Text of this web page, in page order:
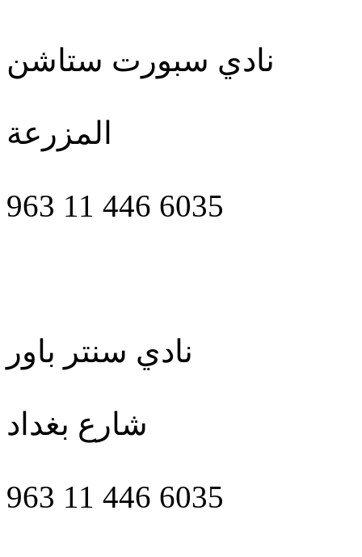
نادي سبورت ستاشن
المزرعة
963 11 446 6035
نادي سنتر باور
شارع بغداد
963 11 446 6035